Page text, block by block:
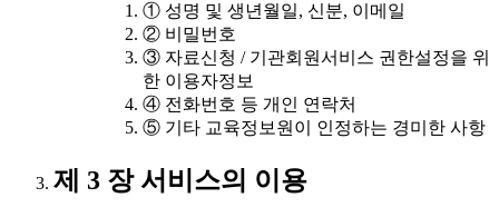
① 성명 및 생년월일, 신분, 이메일
② 비밀번호
③ 자료신청 / 기관회원서비스 권한설정을 위
한 이용자정보
④ 전화번호 등 개인 연락처
⑤ 기타 교육정보원이 인정하는 경미한 사항
제 3 장 서비스의 이용